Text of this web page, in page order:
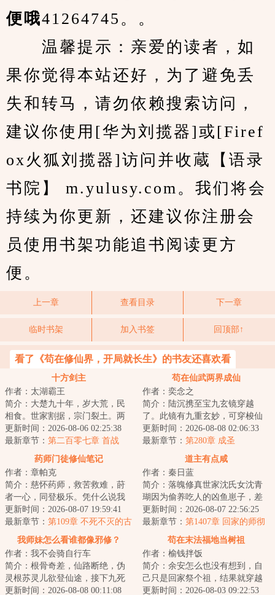
便哦41264745。。
温馨提示：亲爱的读者，如
果你觉得本站还好，为了避免丢
失和转马，请勿依赖搜索访问，
建议你使用[华为刘揽器]或[Firef
ox火狐刘揽器]访问并收蔵【语录
书院】 m.yulusy.com。我们将会
持续为你更新，还建议你注册会
员使用书架功能追书阅读更方
便。
上一章 查看目录 下一章
临时书架 加入书签 回顶部↑
看了《苟在修仙界，开局就长生》的书友还喜欢看
十方剑主
作者：太湖霸王
简介：大楚九十年，岁大荒，民
相食。世家割据，宗门裂土。两
朝对峙，域外高僧，海上巨寇，
纷至沓来。书院...
更新时间：2026-08-06 02:25:38
最新章节： 第二百零七章 首战
苟在仙武两界成仙
作者：奕念之
简介：陆沉携至宝九玄镜穿越
了。此镜有九重玄妙，可穿梭仙
武两界，一秒便可恢复%的生命
力。仗着九玄镜，...
更新时间：2026-08-08 02:06:33
最新章节： 第280章 成圣
药师门徒修仙笔记
作者：章帕克
简介：慈怀药师，救苦救难，莳
者一心，同登极乐。凭什么说我
是邪魔外道？他们说这是个蒙受
药师赐福，继承...
更新时间：2026-08-07 19:59:41
最新章节： 第109章 不死不灭的古
道主有点咸
作者：秦日蓝
简介：落魄修真世家沈氏女沈青
瑚因为偷养吃人的凶鱼崽子，差
点把失足落水的自家堂姐的未婚
夫给吃成骨头架...
更新时间：2026-08-07 22:56:25
最新章节： 第1407章 回家的师彻
我师妹怎么看谁都像邪修？
作者：我不会骑自行车
简介：根骨奇差，仙路断绝，伪
灵根苏灵儿欲登仙途，接下九死
一生的任务：卧底上古魔宗归曦
更新时间：2026-08-08 00:11:08
苟在末法福地当树祖
作者：榆钱拌饭
简介：余安怎么也没有想到，自
己只是回家祭个祖，结果就穿越
了。关键是，他化身成了一棵稀
更新时间：2026-08-03 09:22:53